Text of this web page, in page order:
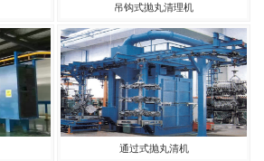
吊钩式抛丸清理机
通过式抛丸清机